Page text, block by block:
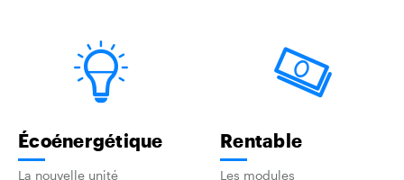
Écoénergétique
La nouvelle unité
Rentable
Les modules